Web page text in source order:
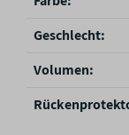
Geschlecht‍:
Volumen‍: